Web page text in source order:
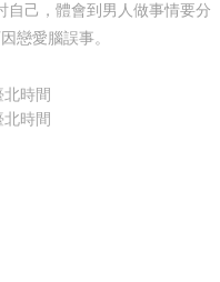
自己，體會到男人做事情要分
戀愛腦誤事。
北時間
北時間